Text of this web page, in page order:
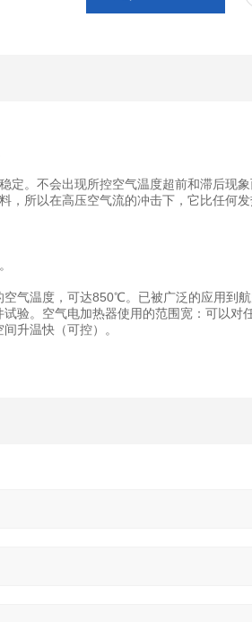
。不会出现所控空气温度超前和滞后现
，所以在高压空气流的冲击下，它比任何
气温度，可达850℃。已被广泛的应用到
验。空气电加热器使用的范围宽：可以对
升温快（可控）。